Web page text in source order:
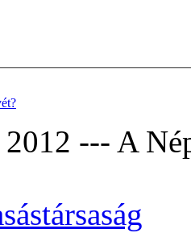
--- A